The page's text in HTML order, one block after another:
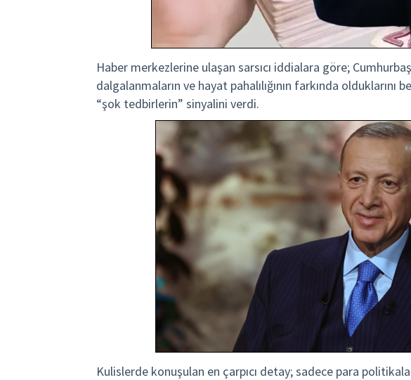
Haber merkezlerine ulaşan sarsıcı iddialara göre;
dalgalanmaların ve hayat pahalılığının farkında
“şok tedbirlerin” sinyalini verdi.
Kulislerde konuşulan en çarpıcı detay; sadece para